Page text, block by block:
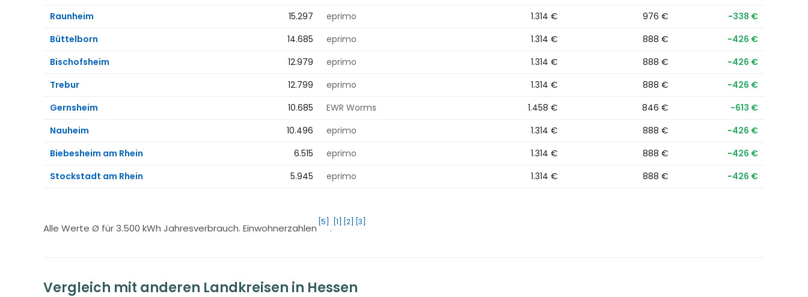
Raunheim
15.297 eprimo 1.314 € 976 €
−338 €
Büttelborn
14.685 eprimo 1.314 € 888 €
−426 €
Bischofsheim
12.979 eprimo 1.314 € 888 €
−426 €
Trebur
12.799 eprimo 1.314 € 888 €
−426 €
Gernsheim
10.685 EWR Worms 1.458 € 846 €
−613 €
Nauheim
10.496 eprimo 1.314 € 888 €
−426 €
Biebesheim am Rhein
6.515 eprimo 1.314 € 888 €
−426 €
Stockstadt am Rhein
5.945 eprimo 1.314 € 888 € −426 €
Alle Werte Ø für 3.500 kWh Jahresverbrauch. Einwohnerzahlen
[5]
.
[1] [2] [3]
Vergleich mit anderen Landkreisen in Hessen